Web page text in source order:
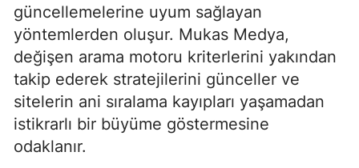
güncellemelerine uyum sağlayan
yöntemlerden oluşur. Mukas Medya,
değişen arama motoru kriterlerini yakından
takip ederek stratejilerini günceller ve
sitelerin ani sıralama kayıpları yaşamadan
istikrarlı bir büyüme göstermesine
odaklanır.